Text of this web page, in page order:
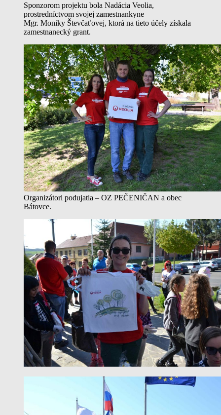
Sponzorom projektu bola Nadácia Veolia,
prostredníctvom svojej zamestnankyne
Mgr. Moniky Števčaťovej, ktorá na tieto účely získala
zamestnanecký grant.
Organizátori podujatia – OZ PEČENIČAN a obec
Bátovce.